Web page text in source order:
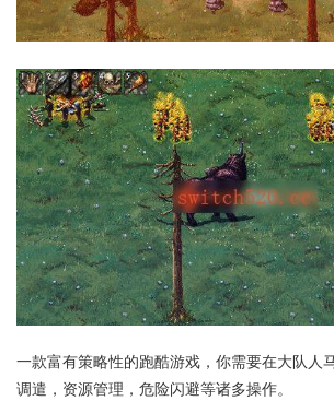
一款富有策略性的跑酷游戏，你需要在大队人
调遣，资源管理，危险闪避等诸多操作。